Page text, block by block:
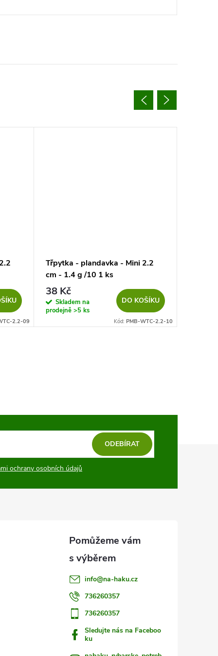
2.2-09
Třpytka - plandavka - Mini 2.2
cm - 1.4 g /10 1 ks
38 Kč
Skladem na
prodejně >5 ks
DO KOŠÍKU
Kód: PMB-WTC-2.2-10
ochrany osobních údajů
ODEBÍRAT
info@na-haku.cz
736260357
736260357
Sledujte nás na Faceboo
ku